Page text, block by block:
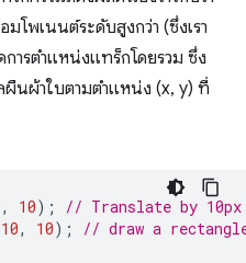
โพเนนต์ระดับสูงกว่า (ซึ่งเรา
การตำแหน่งแทร็กโดยรวม ซึ่ง
นผ้าใบตามตำแหน่ง (x, y) ที่
, 10);
// Translate by
10, 10); // draw a